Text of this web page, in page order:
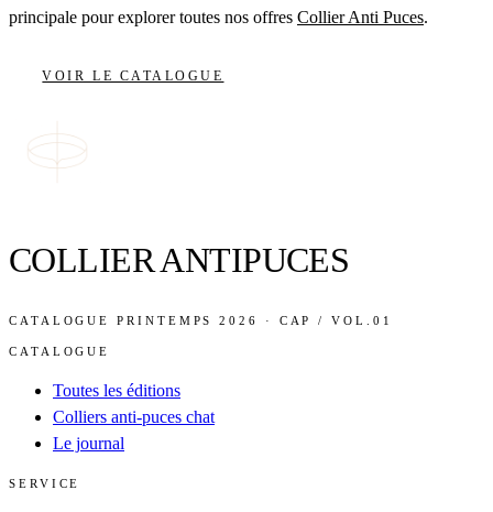
principale pour explorer toutes nos offres Collier Anti Puces.
VOIR LE CATALOGUE
COLLIER ANTIPUCES
CATALOGUE PRINTEMPS 2026 · CAP / VOL.01
CATALOGUE
Toutes les éditions
Colliers anti-puces chat
Le journal
SERVICE